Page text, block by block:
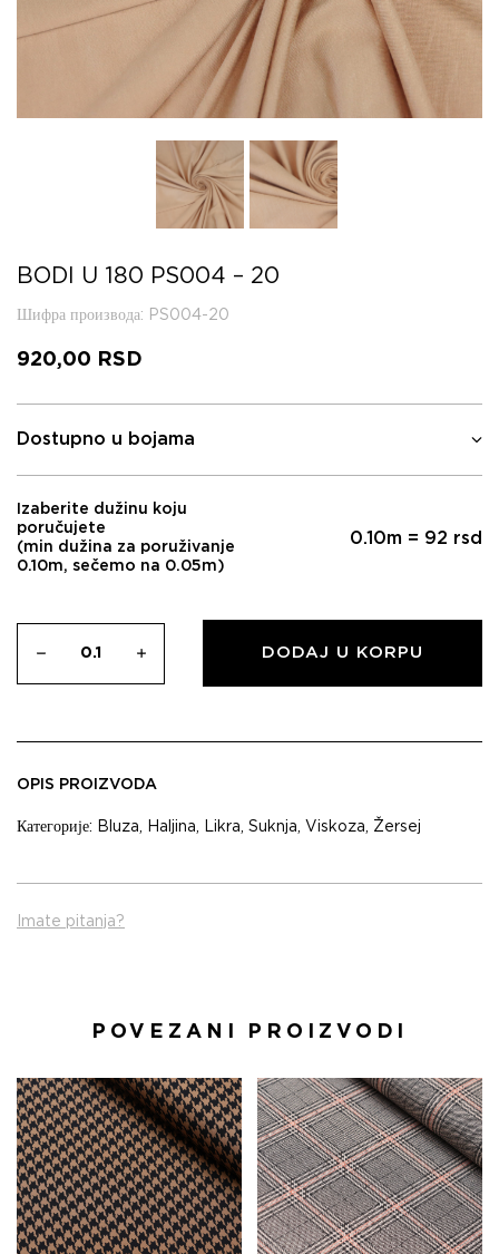
BODI U 180 PS004 – 20
Шифра производа: PS004-20
920,00 RSD
Dostupno u bojama
Izaberite dužinu koju
poručujete
(min dužina za poruživanje
0.10m, sečemo na 0.05m)
0.10m = 92 rsd
DODAJ U KORPU
OPIS PROIZVODA
Категорије: Bluza, Haljina, Likra, Suknja, Viskoza, Žersej
Imate pitanja?
POVEZANI PROIZVODI